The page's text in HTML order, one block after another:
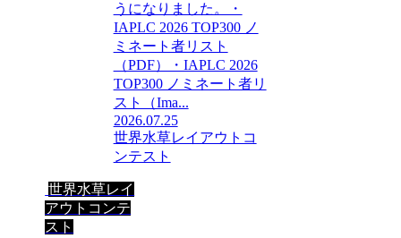
うになりました。・
IAPLC 2026 TOP300 ノ
ミネート者リスト
（PDF）・IAPLC 2026
TOP300 ノミネート者リ
スト（Ima...
2026.07.25
世界水草レイアウトコ
ンテスト
世界水草レイ
アウトコンテ
スト